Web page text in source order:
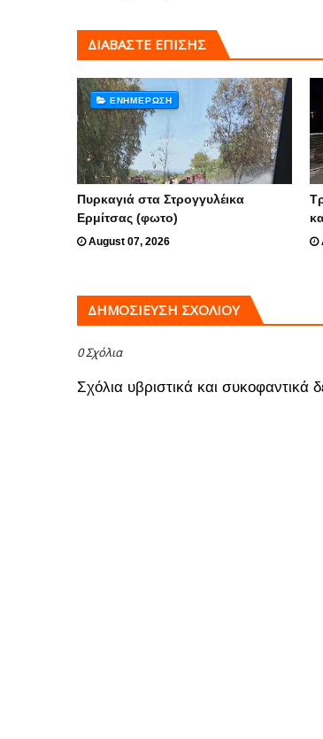
ΔΙΑΒΑΣΤΕ ΕΠΙΣΗΣ
ΕΝΗΜΈΡΩΣΗ
Πυρκαγιά στα Στρογγυλέικα
Ερμίτσας (φωτο)
August 07, 2026
ΔΗΜΟΣΊΕΥΣΗ ΣΧΟΛΊΟΥ
0 Σχόλια
Σχόλια υβριστικά και συκοφαντικά